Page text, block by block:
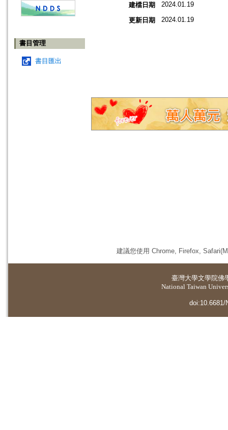
書目管理
書目匯出
建檔日期 2024.01.19
更新日期 2024.01.19
建議您使用 Chrome, Firefox,
臺灣大學文學院佛
National Taiwan
doi:10.6681/